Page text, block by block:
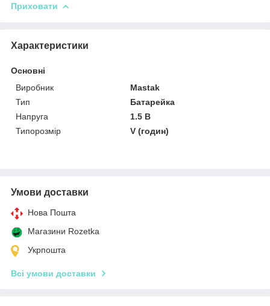
Приховати
Характеристики
Основні
Виробник
Mastak
Тип
Батарейка
Напруга
1.5 В
Типорозмір
V (годин)
Умови доставки
Нова Пошта
Магазини Rozetka
Укрпошта
Всі умови доставки